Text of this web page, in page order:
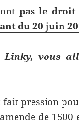
pas le droit
du 20 juin
vous
pression
de 1500